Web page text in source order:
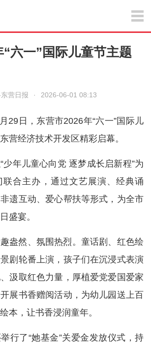
六一”国际儿童节主题
营日报 · 2026-06-01 08:13
29日，东营市2026年“六一”国际儿
营经济技术开发区精彩启幕。
少年儿童心向党 逐梦成长启新程”为
联合主办，通过文艺展演、经典诵
遗互动、爱心帮扶等形式，为全市
盛宴。
盎然、氛围热烈。童话剧、红色绘
剧轮番上演，孩子们在沉浸式表演
汲取红色力量，厚植爱党爱国爱家
展书香赠阅活动，为幼儿园送上百
本，让书香浸润童年。
行了“她基金”关爱金发放仪式，持